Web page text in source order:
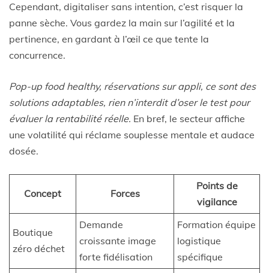
Cependant, digitaliser sans intention, c’est risquer la
panne sèche. Vous gardez la main sur l’agilité et la
pertinence, en gardant à l’œil ce que tente la
concurrence.
Pop-up food healthy, réservations sur appli, ce sont des
solutions adaptables, rien n’interdit d’oser le test pour
évaluer la rentabilité réelle. En bref, le secteur affiche
une volatilité qui réclame souplesse mentale et audace
dosée.
Concept Forces
Points de
vigilance
Boutique
zéro déchet
Demande
croissante image
forte fidélisation
Formation équipe
logistique
spécifique